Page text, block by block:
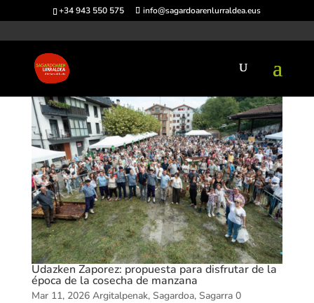
+34 943 550 575 info@sagardoarenlurraldea.eus
Udazken Zaporez: propuesta para disfrutar de la
época de la cosecha de manzana
Mar 11, 2026 Argitalpenak, Sagardoa, Sagarra 0